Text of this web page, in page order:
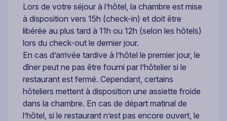
Lors de votre séjour à l’hôtel, la chambre est mise
à disposition vers 15h (check-in) et doit être
libérée au plus tard à 11h ou 12h (selon les hôtels)
lors du check-out le dernier jour.
En cas d’arrivée tardive à l’hôtel le premier jour, le
dîner peut ne pas être fourni par l’hôtelier si le
restaurant est fermé. Cependant, certains
hôteliers mettent à disposition une assiette froide
dans la chambre. En cas de départ matinal de
l’hôtel, si le restaurant n’est pas encore ouvert, le